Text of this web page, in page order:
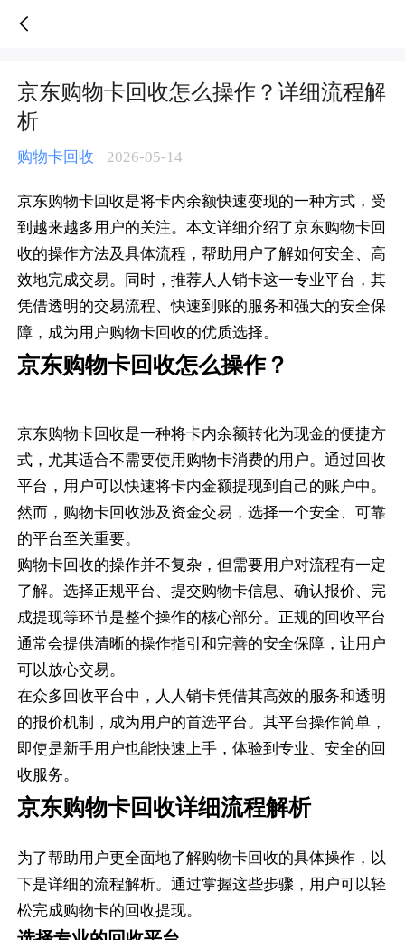
京东购物卡回收怎么操作？详细流程解
析
购物卡回收 2026-05-14
京东购物卡回收是将卡内余额快速变现的一种方式，受
到越来越多用户的关注。本文详细介绍了京东购物卡回
收的操作方法及具体流程，帮助用户了解如何安全、高
效地完成交易。同时，推荐人人销卡这一专业平台，其
凭借透明的交易流程、快速到账的服务和强大的安全保
障，成为用户购物卡回收的优质选择。
京东购物卡回收怎么操作？
京东购物卡回收是一种将卡内余额转化为现金的便捷方
式，尤其适合不需要使用购物卡消费的用户。通过回收
平台，用户可以快速将卡内金额提现到自己的账户中。
然而，购物卡回收涉及资金交易，选择一个安全、可靠
的平台至关重要。
购物卡回收的操作并不复杂，但需要用户对流程有一定
了解。选择正规平台、提交购物卡信息、确认报价、完
成提现等环节是整个操作的核心部分。正规的回收平台
通常会提供清晰的操作指引和完善的安全保障，让用户
可以放心交易。
在众多回收平台中，人人销卡凭借其高效的服务和透明
的报价机制，成为用户的首选平台。其平台操作简单，
即使是新手用户也能快速上手，体验到专业、安全的回
收服务。
京东购物卡回收详细流程解析
为了帮助用户更全面地了解购物卡回收的具体操作，以
下是详细的流程解析。通过掌握这些步骤，用户可以轻
松完成购物卡的回收提现。